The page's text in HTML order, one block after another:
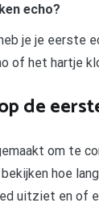
echo?
je je eerste
of het hartje
de
om te
hoe
uitziet en of